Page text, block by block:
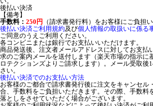
後払い決済
【備考】
手数料： 250円
（請求書発行料）をお客様にご負担
後払い決済ご利用規約及び個人情報の取扱いに係る
ご同意のうえご利用ください。
各コンビニまたは銀行でお支払いいただけます。
商品発送後、注文者メールアドレスに対してお支払
求のご案内メールを送付します（楽天市場の指示に
ロテクションズよりご請求します）。メール受取後
さい。
後払い決済でのお支払い方法
お客様のご都合で請求書発行後に注文をキャンセル
合、手数料をご負担いただきます。その際、手数料
落としをさせていただく場合がございます。